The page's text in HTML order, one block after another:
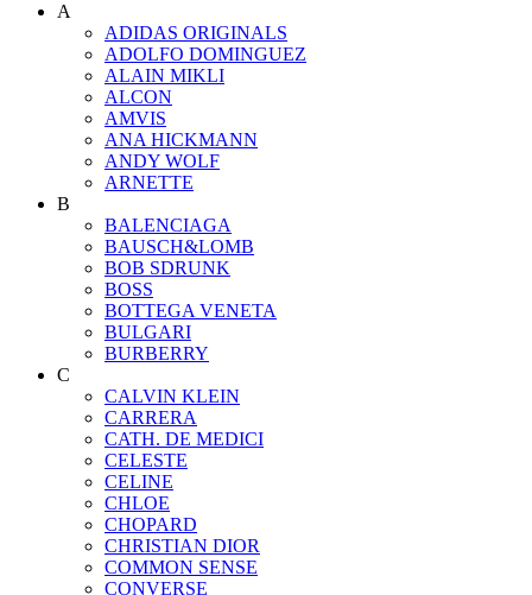
A
ADIDAS ORIGINALS
ADOLFO DOMINGUEZ
ALAIN MIKLI
ALCON
AMVIS
ANA HICKMANN
ANDY WOLF
ARNETTE
B
BALENCIAGA
BAUSCH&LOMB
BOB SDRUNK
BOSS
BOTTEGA VENETA
BULGARI
BURBERRY
C
CALVIN KLEIN
CARRERA
CATH. DE MEDICI
CELESTE
CELINE
CHLOE
CHOPARD
CHRISTIAN DIOR
COMMON SENSE
CONVERSE